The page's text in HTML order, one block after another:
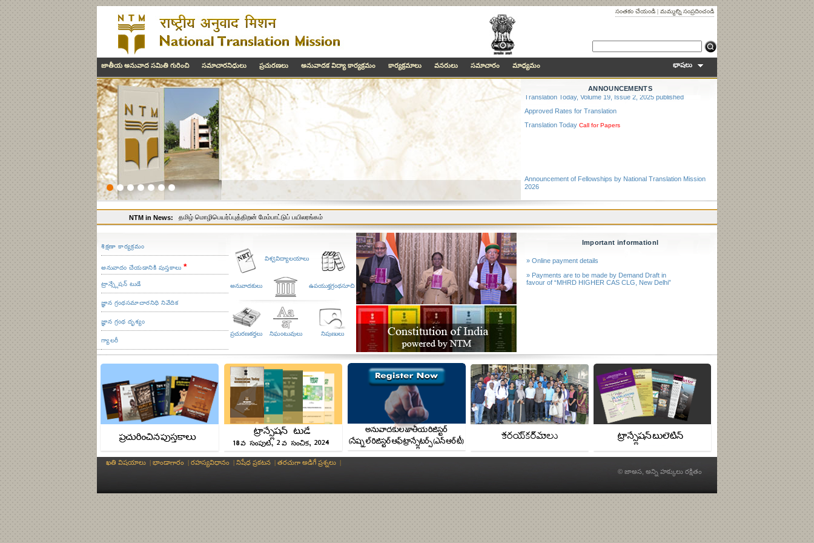
సంతకం చేయండి | మమ్మల్ని సంప్రదించండి
జాతీయ అనువాద సమితి గురించి సమాచారనిధులు ప్రచురణలు అనువాదక విద్యా కార్యక్రమం కార్యక్రమాలు వనరులు సమాచారం మాధ్యమం భాషలు
National Translation
Mission
Government of india initiative to
make knowledge texts
accessible in all indian
languages through translation
ANNOUNCEMENTS
Announcement of Fellowships by National Translation Mission
2026
Translation Today, Volume 19, Issue 2, 2025 published
2026
Approved Rates for Translation
Translation Today Call for Papers
NTM in News: தமிழ் மொழிபெயர்ப்புத்திறன் மேம்பாட்டுப் பயிலரங்கம்
Three-Day Indian Languages Translation Workshop Concludes at Biswanath College
भारतरि रावफोराव रावस्लायनायनि सायाव हारोंथाइ सोबांनाय मावबादा बर' हाबाफारि खुंफुंदों।
Udaya Narayana Singh On Words, Worlds And The Self Through An Inner Language
Workshop on translation under way in Davangere University
Skill Development Workshop on Translation concludes at CUJ
Skill development workshop on Translation inaugurated at CUJ
NTM Skill Development Workshop on Translation inaugurated at Central University of Jammu
Dr Rajesh translates M N Srinivas’s book into Kashmiri language
శిక్షణా కార్యక్రమం
అనువాదం చేయడానికి పుస్తకాలు *
ట్రాన్స్లేషన్ టుడే
జ్ఞాన గ్రంథసమాచారనిధి నివేదిక
జ్ఞాన గ్రంథ దృశ్యం
గ్యాలరీ
విశ్వవిద్యాలయాలు
అనువాదకులు ఉపయుక్తగ్రంథసూచి
ప్రచురణకర్తలు నిఘంటువులు నిపుణులు
Important informationl
» Online payment details
» Payments are to be made by Demand Draft in
favour of “MHRD HIGHER CAS CLG, New Delhi”
ఖతి విషయాలు | భాండాగారం | రహస్యవిధానం | నిషేధ ప్రకటన | తరచుగా అడిగే ప్రశ్నలు |
© జాఅస, అన్ని హక్కులు రక్షితం